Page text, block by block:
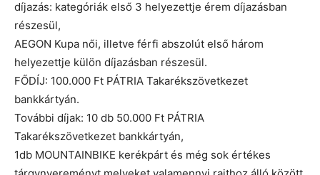
díjazás: kategóriák első 3 helyezettje érem díjazásban
részesül,
AEGON Kupa női, illetve férfi abszolút első három
helyezettje külön díjazásban részesül.
FŐDÍJ: 100.000 Ft PÁTRIA Takarékszövetkezet
bankkártyán.
További díjak: 10 db 50.000 Ft PÁTRIA
Takarékszövetkezet bankkártyán,
1db MOUNTAINBIKE kerékpárt és még sok értékes